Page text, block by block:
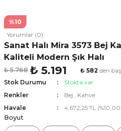
%10
Yorumlar (0)
Sanat Halı Mira 3573 Bej
Kaliteli Modern Şık Halı
₺ 5.768 ₺ 5.191 ₺ 582 den
Stok Durumu
Stokta var
Renkler
Bej , Kahve
Havale
4.672,25 TL
Boyut